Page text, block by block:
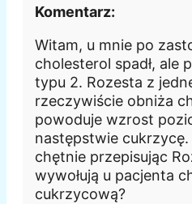
Komentarz:
Witam, u mnie po
cholesterol spadł, ale
typu 2. Rozesta z
rzeczywiście obniża
powoduje wzrost
następstwie
chętnie przepisując
wywołują u pacjenta
cukrzycową?